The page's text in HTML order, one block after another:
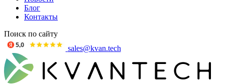
Блог
Контакты
Поиск по сайту
sales@kvan.tech